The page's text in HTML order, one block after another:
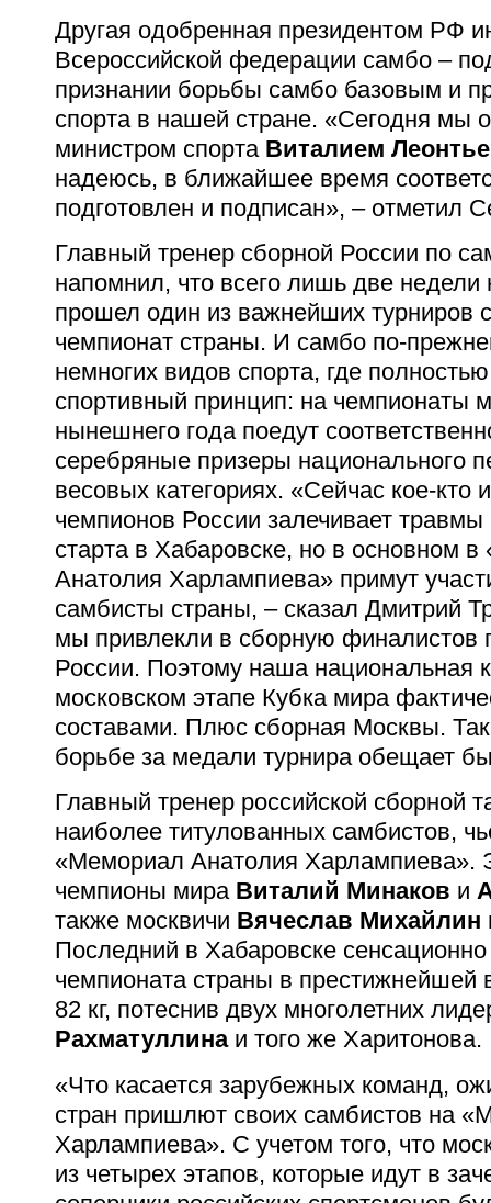
Другая одобренная президентом РФ
Всероссийской федерации самбо –
признании борьбы самбо базовым и
спорта в нашей стране. «Сегодня мы
министром спорта Виталием
надеюсь, в ближайшее время
подготовлен и подписан», – отметил
Главный тренер сборной России по
напомнил, что всего лишь две недели
прошел один из важнейших турниров
чемпионат страны. И самбо по-
немногих видов спорта, где
спортивный принцип: на чемпионаты
нынешнего года поедут
серебряные призеры национального
весовых категориях. «Сейчас кое-кто
чемпионов России залечивает травмы
старта в Хабаровске, но в основном
Анатолия Харлампиева» примут
самбисты страны, – сказал Дмитрий
мы привлекли в сборную финалистов
России. Поэтому наша национальная
московском этапе Кубка мира
составами. Плюс сборная Москвы. Так
борьбе за медали турнира обещает
Главный тренер российской сборной
наиболее титулованных самбистов,
«Мемориал Анатолия Харлампиева».
чемпионы мира Виталий Минаков и
также москвичи Вячеслав Михайлин
Последний в Хабаровске
чемпионата страны в престижнейшей
82 кг, потеснив двух многолетних
Рахматуллинаи того же Харитонова.
«Что касается зарубежных команд,
стран пришлют своих самбистов на
Харлампиева». С учетом того, что
из четырех этапов, которые идут в